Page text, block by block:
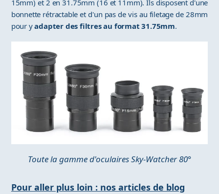
15mm) et 2 en 31.75mm (16 et 11mm). Ils disposent d'une
bonnette rétractable et d'un pas de vis au filetage de 28mm
pour yadapter des filtres au format 31.75mm.
Toute la gamme d'oculaires Sky-Watcher 80°
Pour aller plus loin : nos articles de blog